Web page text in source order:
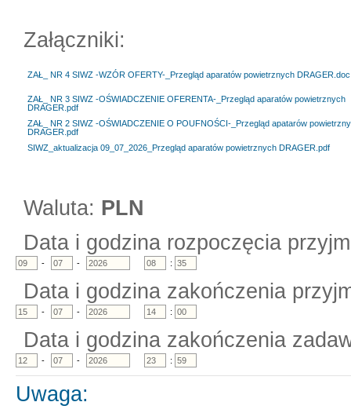
Załączniki:
ZAŁ_ NR 4 SIWZ -WZÓR OFERTY-_Przegląd aparatów powietrznych DRAGER.doc
ZAŁ_ NR 3 SIWZ -OŚWIADCZENIE OFERENTA-_Przegląd aparatów powietrznych
DRAGER.pdf
ZAŁ_ NR 2 SIWZ -OŚWIADCZENIE O POUFNOŚCI-_Przegląd apatarów
DRAGER.pdf
SIWZ_aktualizacja 09_07_2026_Przegląd aparatów powietrznych DRAGER.pdf
Waluta: PLN
Data i godzina rozpoczęcia
- - :
Data i godzina zakończenia
- - :
Data i godzina zakończenia
- - :
Uwaga: